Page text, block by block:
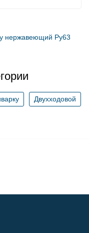
нержавеющий Ру63
Двухходовой